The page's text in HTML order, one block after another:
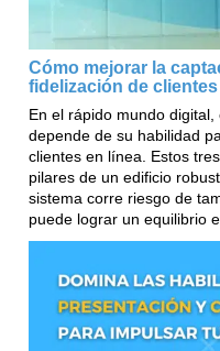
Cómo mejorar la
fidelización de
En el rápido mundo
depende de su habilidad
clientes en línea. Estos
pilares de un edificio
sistema corre riesgo de
puede lograr un equilibrio